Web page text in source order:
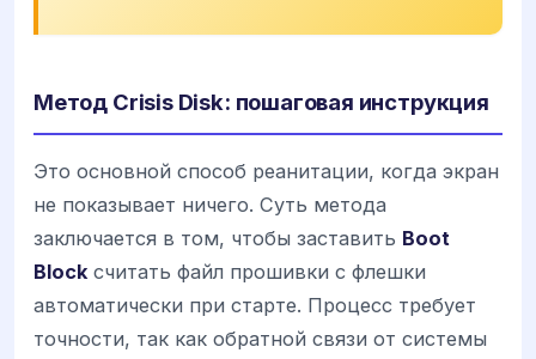
Метод Crisis Disk: пошаговая инструкция
Это основной способ реанитации, когда экран
не показывает ничего. Суть метода
заключается в том, чтобы заставить Boot
Blockсчитать файл прошивки с флешки
автоматически при старте. Процесс требует
точности, так как обратной связи от системы